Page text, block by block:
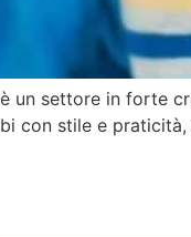
un settore in forte
con stile e